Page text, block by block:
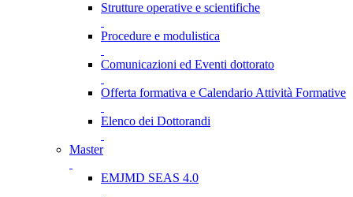
Strutture operative e scientifiche
Procedure e modulistica
Comunicazioni ed Eventi dottorato
Offerta formativa e Calendario Attività Formative
Elenco dei Dottorandi
Master
EMJMD SEAS 4.0